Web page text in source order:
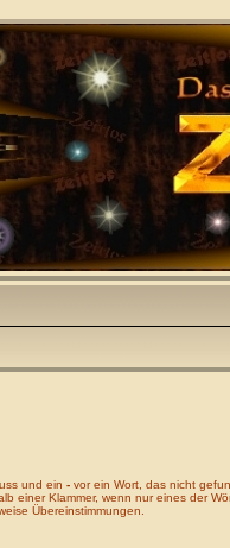
und ein - vor ein Wort, das nicht
einer Klammer, wenn nur eines der
Übereinstimmungen.